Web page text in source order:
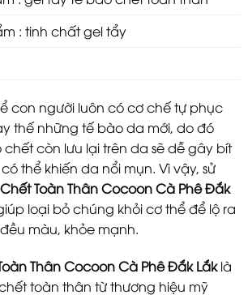
: tinh chất gel tẩy
con người luôn có cơ chế tự phục
thế những tế bào da mới, do đó
còn lưu lại trên da sẽ dễ gây bít
thể khiến da nổi mụn. Vì vậy, sử
Chết Toàn Thân Cocoon Cà Phê Đắk
loại bỏ chúng khỏi cơ thể để lộ ra
màu, khỏe mạnh.
Thân Cocoon Cà Phê Đắk Lắklà
toàn thân từ thương hiệu mỹ